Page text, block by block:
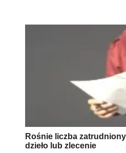
Rośnie liczba
dzieło lub zlecenie